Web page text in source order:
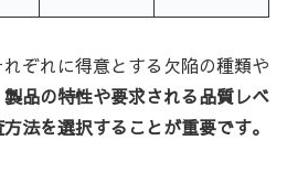
ぞれに得意とする欠陥の種類や
製品の特性や要求される品質レベ
法を選択することが重要です。